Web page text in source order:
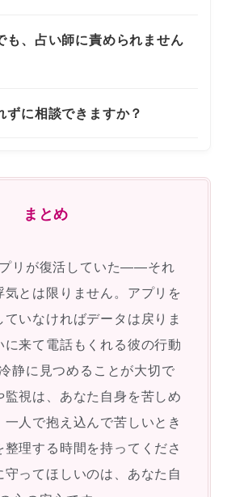
も、占い師に責められません
ずに相談できますか？
まとめ
リが復活していた——それ
気とは限りません。アプリを
いなければデータは戻りま
に来て電話もくれる彼の行動
静に見つめることが大切で
監視は、あなた自身を苦しめ
一人で抱え込んで苦しいとき
整理する時間を持ってくださ
守ってほしいのは、あなた自